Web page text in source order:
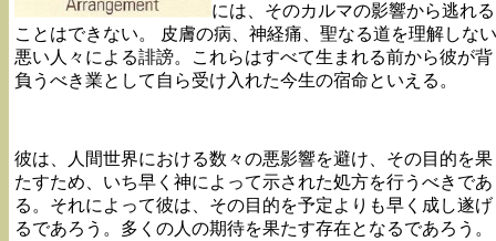
には、そのカルマの影響から逃れる
ことはできない。 皮膚の病、神経痛、聖なる道を理解しない
悪い人々による誹謗。これらはすべて生まれる前から彼が背
負うべき業として自ら受け入れた今生の宿命といえる。
彼は、人間世界における数々の悪影響を避け、その目的を果
たすため、いち早く神によって示された処方を行うべきであ
る。それによって彼は、その目的を予定よりも早く成し遂げ
るであろう。多くの人の期待を果たす存在となるであろう。